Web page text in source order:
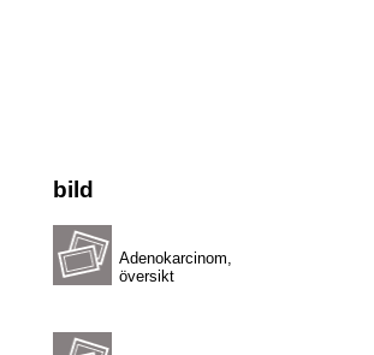
bild
Adenokarcinom,
översikt